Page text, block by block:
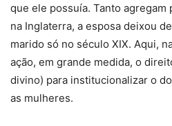
que ele possuía. Tanto
na Inglaterra, a esposa deixou
marido só no século XIX. Aqui,
ação, em grande medida, o
divino) para institucionalizar o
as mulheres.